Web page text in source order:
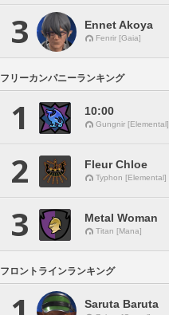
3 Ennet Akoya
Fenrir [Gaia]
フリーカンパニーランキング
1 10:00
Gungnir [Elemental]
2 Fleur Chloe
Typhon [Elemental]
3 Metal Woman
Titan [Mana]
フロントラインランキング
Saruta Baruta